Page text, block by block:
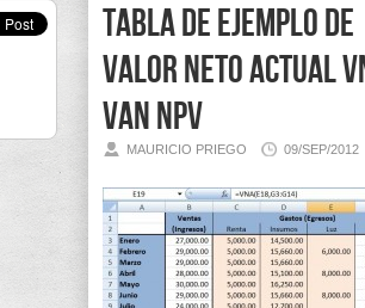
Tabla de ejemplo de
Valor Neto Actual
VAN NPV
MAURICIO PRIEGO 09/SEP/2012